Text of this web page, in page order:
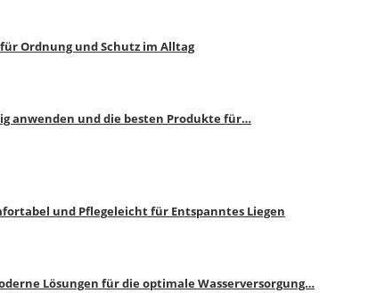
Ordnung und Schutz im Alltag
anwenden und die besten Produkte für…
und Pflegeleicht für Entspanntes Liegen
Lösungen für die optimale Wasserversorgung…